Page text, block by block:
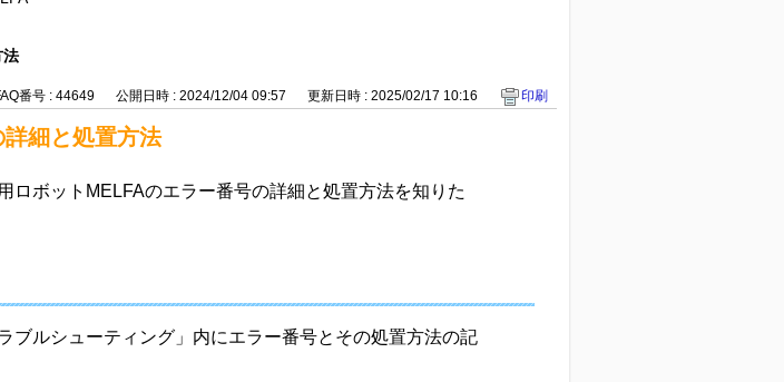
法
番号 : 44649 公開日時 : 2024/12/04 09:57 更新日時 : 2025/02/17 10:16 印刷
細と処置方法
ロボットMELFAのエラー番号の詳細と処置方法を知りた
ブルシューティング」内にエラー番号とその処置方法の記